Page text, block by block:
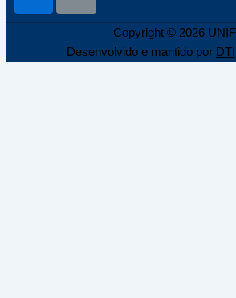
Copyright © 2026
Desenvolvido e mantido por DTI